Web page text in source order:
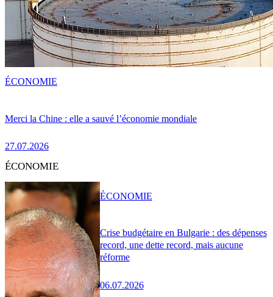
Merci la Chine : elle a sauvé l’économie mondiale
27.07.2026
ÉCONOMIE
ÉCONOMIE
Crise budgétaire en Bulgarie : des dépenses
record, une dette record, mais aucune
réforme
06.07.2026
ÉCONOMIE